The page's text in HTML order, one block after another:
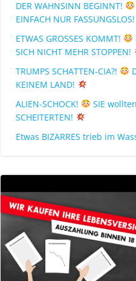
DER WAHNSINN BEGINNT!
EINFACH NUR FASSUNGSLOS!
ETWAS GROSSES KOMMT!
SICH NICHT MEHR STOPPEN!
TRUMPS SCHATTEN-CIA?!
KEINEM LAND!
ALIEN-SCHOCK!
SIE
SCHEITERTEN!
Etwas BIZARRES trieb im